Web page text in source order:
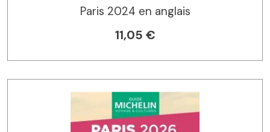
Paris 2024 en anglais
11,05 €